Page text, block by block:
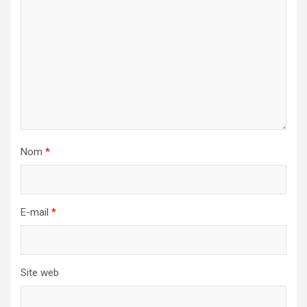
Nom *
E-mail *
Site web